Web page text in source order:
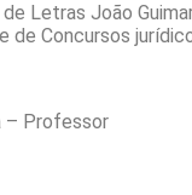
Letras João
de Concursos
– Professor